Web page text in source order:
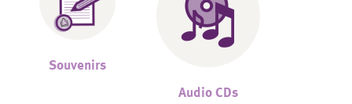
Souvenirs
Audio CDs